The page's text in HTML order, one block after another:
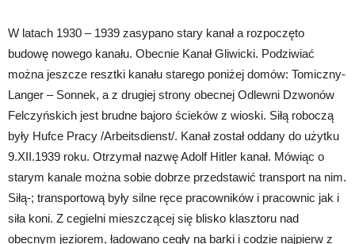
W latach 1930 – 1939 zasypano stary kanał a rozpoczęto
budowę nowego kanału. Obecnie Kanał Gliwicki. Podziwiać
można jeszcze resztki kanału starego poniżej domów: Tomiczny-
Langer – Sonnek, a z drugiej strony obecnej Odlewni Dzwonów
Felczyńskich jest brudne bajoro ścieków z wioski. Siłą roboczą
były Hufce Pracy /Arbeitsdienst/. Kanał został oddany do użytku
9.XII.1939 roku. Otrzymał nazwę Adolf Hitler kanał. Mówiąc o
starym kanale można sobie dobrze przedstawić transport na nim.
Siłą-; transportową były silne ręce pracowników i pracownic jak i
siła koni. Z cegielni mieszczącej się blisko klasztoru nad
obecnym jeziorem, ładowano cegły na barki i codzie najpierw z